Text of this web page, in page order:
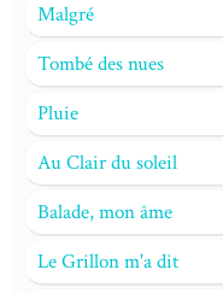
Malgré
Tombé des nues
Pluie
Au Clair du soleil
Balade, mon âme
Le Grillon m'a dit